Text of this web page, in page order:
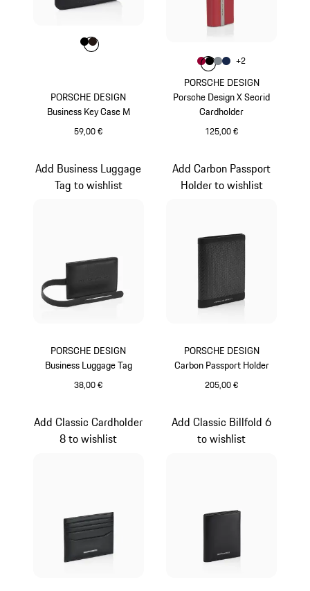
PORSCHE DESIGN
Business Key Case M
59,00 €
Farbe
FarbeFarbe
PORSCHE DESIGN
Porsche Design X Secrid
Cardholder
125,00 €
Farbe
Farbekarminrot
Farbe schwarz
Farbeanthrazit
Farbe
+2
PORSCHE DESIGN
Business Luggage Tag
38,00 €
Add Business Luggage
Tag to wishlist
PORSCHE DESIGN
Carbon Passport Holder
205,00 €
Add Carbon Passport
Holder to wishlist
Add Classic Cardholder
8 to wishlist
Add Classic Billfold 6
to wishlist